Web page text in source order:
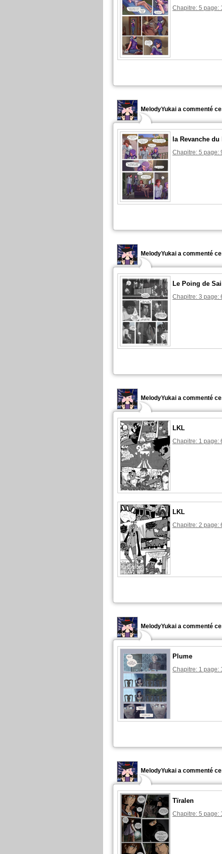
Chapitre: 5 page:
MelodyYukai a commenté
la Revanche
Chapitre: 5 page:
MelodyYukai a commenté
Le Poing de
Chapitre: 3 page:
MelodyYukai a commenté
LKL
Chapitre: 1 page:
LKL
Chapitre: 2 page:
MelodyYukai a commenté
Plume
Chapitre: 1 page:
MelodyYukai a commenté
Tïralen
Chapitre: 5 page: